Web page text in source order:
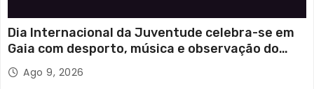
Dia Internacional da Juventude celebra-se em
Gaia com desporto, música e observação do
eclipse solar
Ago 9, 2026